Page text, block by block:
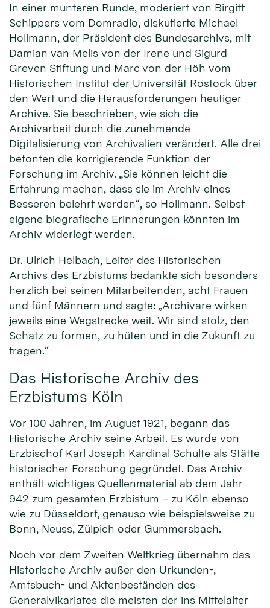
In einer munteren Runde, moderiert von Birgitt
Schippers vom Domradio, diskutierte Michael
Hollmann, der Präsident des Bundesarchivs, mit
Damian van Melis von der Irene und Sigurd
Greven Stiftung und Marc von der Höh vom
Historischen Institut der Universität Rostock über
den Wert und die Herausforderungen heutiger
Archive. Sie beschrieben, wie sich die
Archivarbeit durch die zunehmende
Digitalisierung von Archivalien verändert. Alle drei
betonten die korrigierende Funktion der
Forschung im Archiv. „Sie können leicht die
Erfahrung machen, dass sie im Archiv eines
Besseren belehrt werden“, so Hollmann. Selbst
eigene biografische Erinnerungen könnten im
Archiv widerlegt werden.
Dr. Ulrich Helbach, Leiter des Historischen
Archivs des Erzbistums bedankte sich besonders
herzlich bei seinen Mitarbeitenden, acht Frauen
und fünf Männern und sagte: „Archivare wirken
jeweils eine Wegstrecke weit. Wir sind stolz, den
Schatz zu formen, zu hüten und in die Zukunft zu
tragen.“
Das Historische Archiv des
Erzbistums Köln
Vor 100 Jahren, im August 1921, begann das
Historische Archiv seine Arbeit. Es wurde von
Erzbischof Karl Joseph Kardinal Schulte als Stätte
historischer Forschung gegründet. Das Archiv
enthält wichtiges Quellenmaterial ab dem Jahr
942 zum gesamten Erzbistum – zu Köln ebenso
wie zu Düsseldorf, genauso wie beispielsweise zu
Bonn, Neuss, Zülpich oder Gummersbach.
Noch vor dem Zweiten Weltkrieg übernahm das
Historische Archiv außer den Urkunden-,
Amtsbuch- und Aktenbeständen des
Generalvikariates die meisten der ins Mittelalter